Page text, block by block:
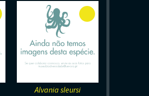
Alvania sleursi